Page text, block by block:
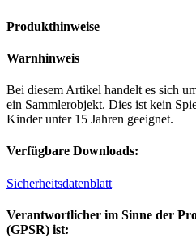
Produkthinweise
Warnhinweis
Bei diesem Artikel handelt es sich
ein Sammlerobjekt. Dies ist kein
Kinder unter 15 Jahren geeignet.
Verfügbare Downloads:
Sicherheitsdatenblatt
Verantwortlicher im Sinne der
(GPSR) ist: